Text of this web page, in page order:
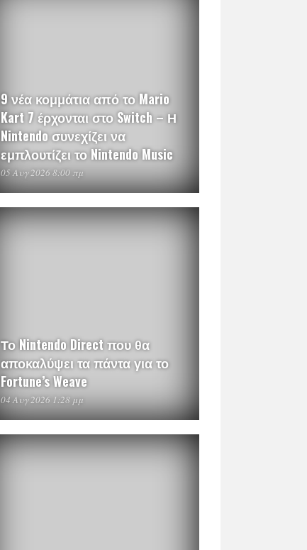
9 νέα κομμάτια από το Mario
Kart 7 έρχονται στο Switch – Η
Nintendo συνεχίζει να
εμπλουτίζει το Nintendo Music
05 Αυγ 2026 8:00 πμ
Το Nintendo Direct που θα
αποκαλύψει τα πάντα για το
Fortune’s Weave
04 Αυγ 2026 1:28 μμ